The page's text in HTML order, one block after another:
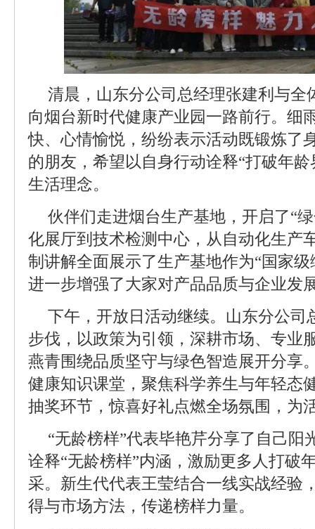
清晨，山东分公司总经理张建利与全
向烟台新时代健康产业园一路前行。细
快、心情愉悦，纷纷表示活动既锻炼了
的朋友，希望以自身行动诠释“打破年
生活理念。
伙伴们走进烟台生产基地，开启了“
化展厅到技术检测中心，从自动化生产
制讲解全面展示了生产基地作为“国家
进一步增强了大家对产品品质与企业发
下午，开放日活动继续。山东分公司
步伐，以政策为引领，深耕市场、专业
燕青围绕品质坚守与绿色智造展开分享
健康知识课堂，聚焦科学养生与年轻态
抽奖环节，惊喜好礼点燃全场氛围，为
“无龄榜样”代表毕艳芹分享了自己阳
诠释“无龄榜样”内涵，激励更多人打破
采。新生代代表王莹结合一线实战经验
得与市场方法，传递榜样力量。